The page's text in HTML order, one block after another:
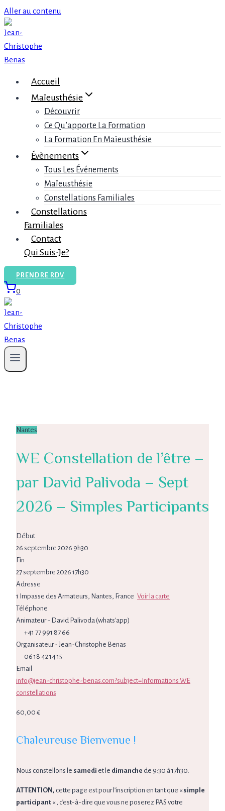
Aller au contenu
Accueil
Maïeusthésie
Découvrir
Ce Qu’apporte La Formation
La Formation En Maïeusthésie
Évènements
Tous Les Événements
Maïeusthésie
Constellations Familiales
Constellations
Familiales
Contact
Qui Suis-Je?
PRENDRE RDV
0
Nantes
WE Constellation de l’être –
par David Palivoda – Sept
2026 – Simples Participants
Début
26 septembre 2026 9h30
Fin
27 septembre 2026 17h30
Adresse
1 Impasse des Armateurs, Nantes, France Voir la carte
Téléphone
Animateur - David Palivoda (whats'app)
+41 77 991 87 66‬
Organisateur - Jean-Christophe Benas
06 18 42 14 15
Email
info@jean-christophe-benas.com?subject=Informations WE
constellations
60,00 €
Chaleureuse Bienvenue !
Nous constellons le samedi et le dimanche de 9:30 à 17h30.
ATTENTION, cette page est pour l’inscription en tant que « simple
participant « , c’est-à-dire que vous ne poserez PAS votre